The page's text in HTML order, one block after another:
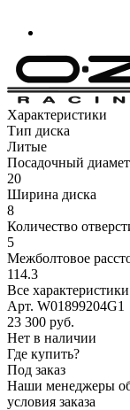
Характеристики
Тип диска
Литые
Посадочный
20
Ширина диска
8
Количество
5
Межболтовое
114.3
Все характеристики
Арт. W01899204G1
23 300 руб.
Нет в наличии
Где купить?
Под заказ
Наши менеджеры
условия заказа